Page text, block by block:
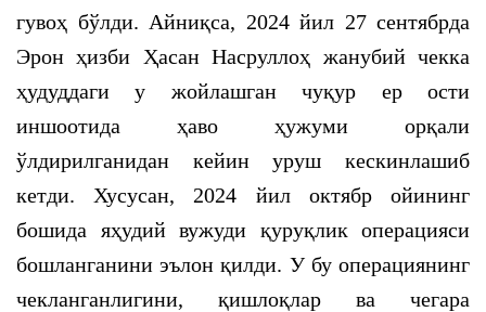
гувоҳ бўлди. Айниқса, 2024 йил 27 сентябрда
Эрон ҳизби Ҳасан Насруллоҳ жанубий чекка
ҳудуддаги у жойлашган чуқур ер ости
иншоотида ҳаво ҳужуми орқали
ўлдирилганидан кейин уруш кескинлашиб
кетди. Хусусан, 2024 йил октябр ойининг
бошида яҳудий вужуди қуруқлик операцияси
бошланганини эълон қилди. У бу операциянинг
чекланганлигини, қишлоқлар ва чегара